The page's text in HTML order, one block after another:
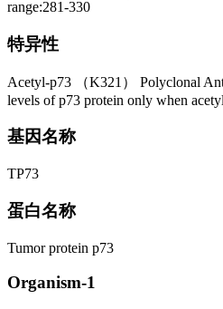
range:281-330
特异性
Acetyl-p73 （K321） Polyclonal
levels of p73 protein only when
基因名称
TP73
蛋白名称
Tumor protein p73
Organism-1